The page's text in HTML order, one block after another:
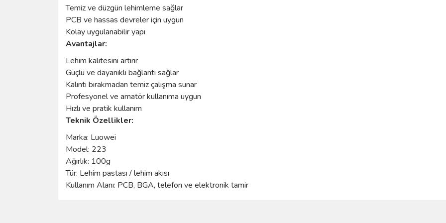
Temiz ve düzgün lehimleme sağlar
PCB ve hassas devreler için uygun
Kolay uygulanabilir yapı
Avantajlar:
Lehim kalitesini artırır
Güçlü ve dayanıklı bağlantı sağlar
Kalıntı bırakmadan temiz çalışma sunar
Profesyonel ve amatör kullanıma uygun
Hızlı ve pratik kullanım
Teknik Özellikler:
Marka: Luowei
Model: 223
Ağırlık: 100g
Tür: Lehim pastası / lehim akısı
Kullanım Alanı: PCB, BGA, telefon ve elektronik tamir